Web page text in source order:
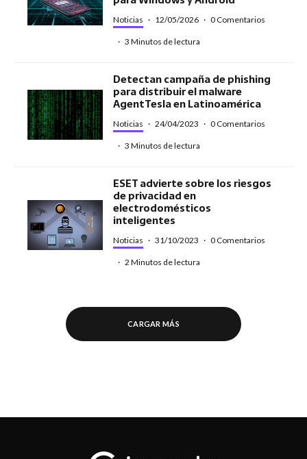
Noticias · 12/05/2026 · 0 Comentarios
· 3 Minutos de lectura
Detectan campaña de phishing
para distribuir el malware
AgentTesla en Latinoamérica
Noticias · 24/04/2023 · 0 Comentarios
· 3 Minutos de lectura
ESET advierte sobre los riesgos
de privacidad en
electrodomésticos
inteligentes
Noticias · 31/10/2023 · 0 Comentarios
· 2 Minutos de lectura
CARGAR MÁS